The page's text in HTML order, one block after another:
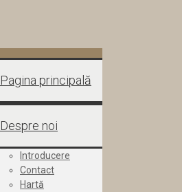
Pagina principală
Despre noi
Introducere
Contact
Hartă